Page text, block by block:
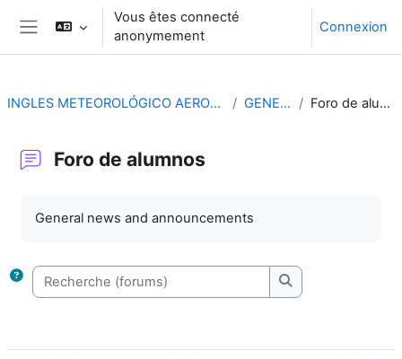
Passer au contenu principal
Panneau latéral
Vous êtes connecté
anonymement
Connexion
INGLES METEOROLÓGICO AERONÁUTICO GENERAL Foro de alumnos
Foro de alumnos
General news and announcements
Recherche (forums)
Recherche